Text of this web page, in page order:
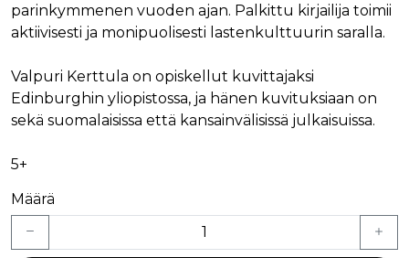
parinkymmenen vuoden ajan. Palkittu kirjailija toimii
aktiivisesti ja monipuolisesti lastenkulttuurin saralla.
Valpuri Kerttula on opiskellut kuvittajaksi
Edinburghin yliopistossa, ja hänen kuvituksiaan on
sekä suomalaisissa että kansainvälisissä julkaisuissa.
5+
Määrä